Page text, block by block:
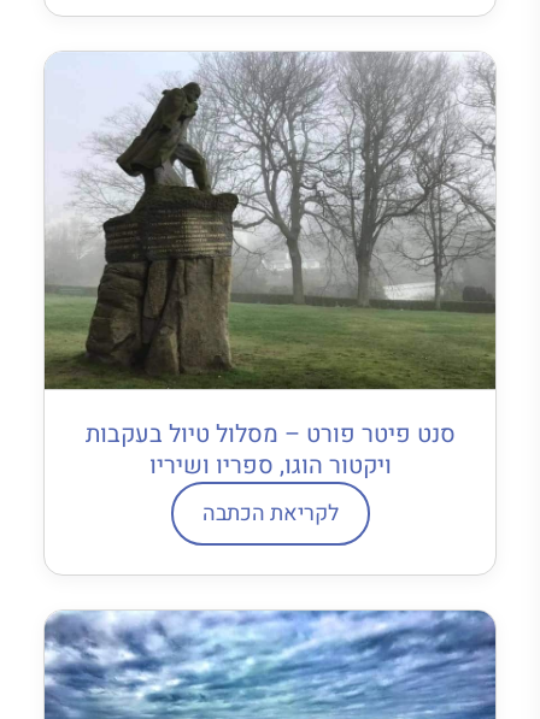
סנט פיטר פורט – מסלול טיול בעקבות
ויקטור הוגו, ספריו ושיריו
לקריאת הכתבה